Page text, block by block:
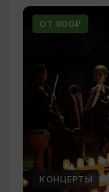
ОТ 800₽
КОНЦЕРТЫ